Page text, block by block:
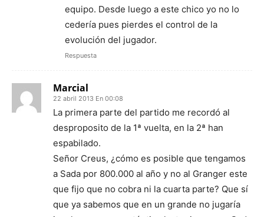
equipo. Desde luego a este chico yo no lo
cedería pues pierdes el control de la
evolución del jugador.
Respuesta
Marcial
22 abril 2013 En 00:08
La primera parte del partido me recordó al
desproposito de la 1ª vuelta, en la 2ª han
espabilado.
Señor Creus, ¿cómo es posible que tengamos
a Sada por 800.000 al año y no al Granger este
que fijo que no cobra ni la cuarta parte? Que sí
que ya sabemos que en un grande no jugaría